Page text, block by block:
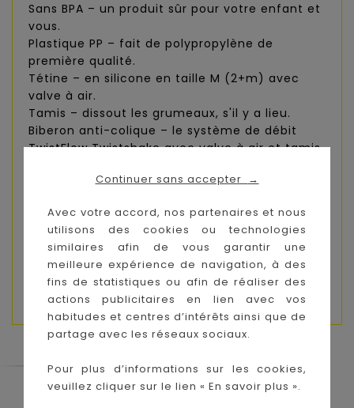
Continuer sans accepter →
Avec votre accord, nos partenaires et nous
utilisons des cookies ou technologies
similaires afin de vous garantir une
meilleure expérience de navigation, à des
fins de statistiques ou afin de réaliser des
actions publicitaires en lien avec vos
habitudes et centres d’intérêts ainsi que de
partage avec les réseaux sociaux.
Pour plus d’informations sur les cookies,
veuillez cliquer sur le lien « En savoir plus ».
Sans BPA – un produit sûr pour votre enfant et
vous.
Plastique PP – fait de polypropylène de
première qualité.
Tétine – en silicone en taille M (2+m) avec
valve à air.
Tamis – dissout les grumeaux, s'il y a lieu.
Biberon anti-colique – le système de débit
TwistFlow Twistshake avec valve à air et tamis
Récipient ingénieux – préparez le repas à la
avez deux ou plus, ils peuvent être empilés.
Goulot extra large – facile à nettoyer et à
remplir.
Design ergonomique – prise en main facile
pour les enfants et les parents.
Le Coin des Petits propose les plus